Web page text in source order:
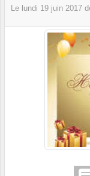
Le lundi 19 juin 2017